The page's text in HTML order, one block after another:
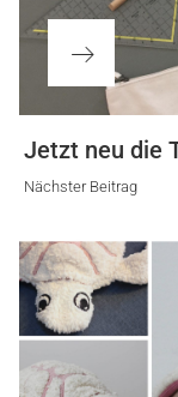
Nächster
Beitrag
Jetzt neu die
Nächster Beitrag